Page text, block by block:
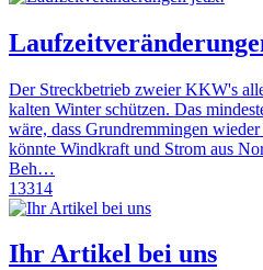
Der Streckbetrieb zweier KKW's
kalten Winter schützen. Das
wäre, dass Grundremmingen
könnte Windkraft und Strom aus
Beh…
13314
Ihr Artikel bei uns